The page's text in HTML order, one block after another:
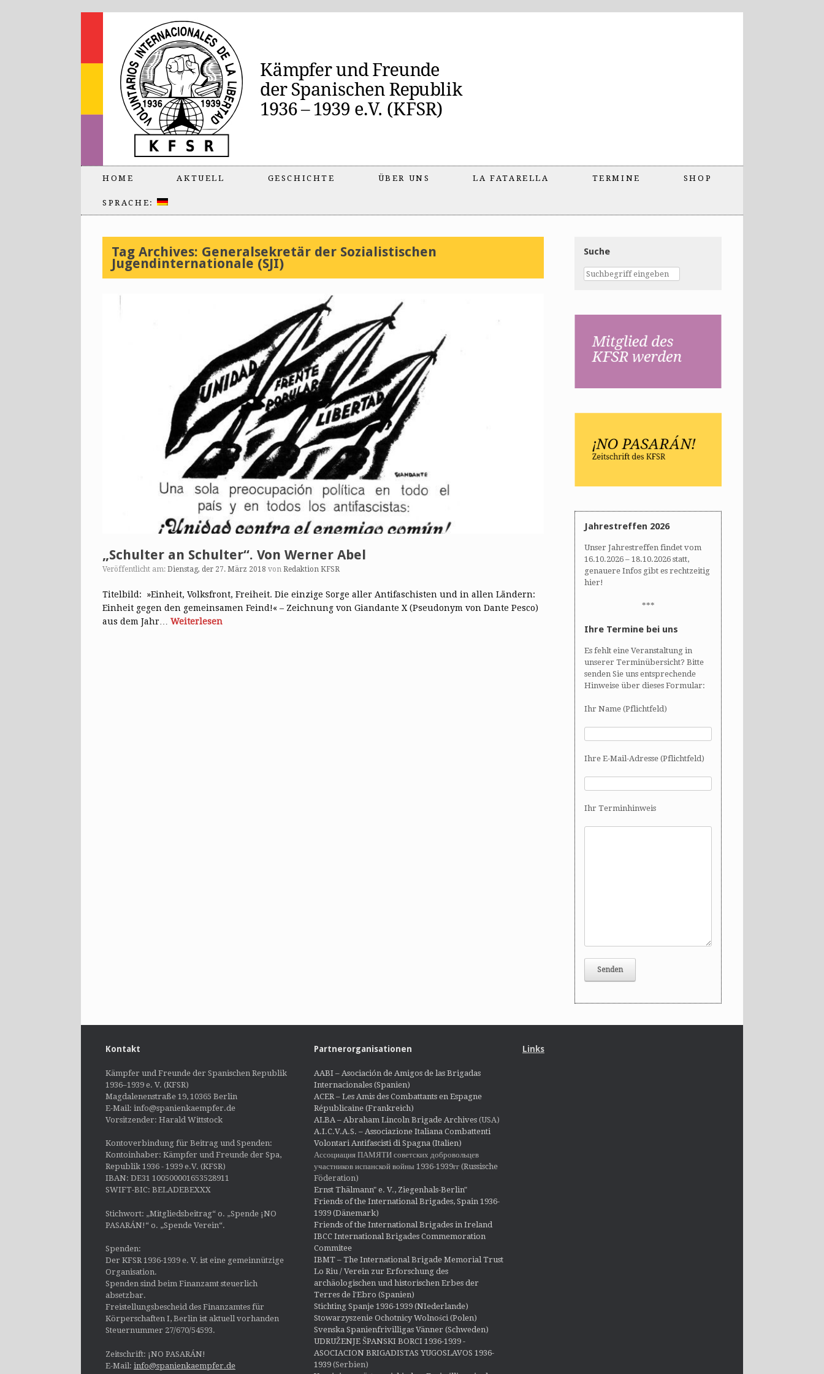
HOME AKTUELL GESCHICHTE ÜBER UNS LA FATARELLA TERMINE SHOP
SPRACHE:
Tag Archives: Generalsekretär der Sozialistischen
Jugendinternationale (SJI)
„Schulter an Schulter“. Von Werner Abel
Veröffentlicht am: Dienstag, der 27. März 2018 von Redaktion KFSR
Titelbild: »Einheit, Volksfront, Freiheit. Die einzige Sorge aller Antifaschisten und in allen Ländern:
Einheit gegen den gemeinsamen Feind!« – Zeichnung von Giandante X (Pseudonym von Dante Pesco)
aus dem Jahr… Weiterlesen
Suche
Jahrestreffen 2026
Unser Jahrestreffen findet vom
16.10.2026 – 18.10.2026 statt,
genauere Infos gibt es rechtzeitig
hier!
***
Ihre Termine bei uns
Es fehlt eine Veranstaltung in
unserer Terminübersicht? Bitte
senden Sie uns entsprechende
Hinweise über dieses Formular:
Ihr Name (Pflichtfeld)
Ihre E-Mail-Adresse (Pflichtfeld)
Ihr Terminhinweis
Kontakt
Kämpfer und Freunde der Spanischen Republik
1936–1939 e. V. (KFSR)
Magdalenenstraße 19, 10365 Berlin
E-Mail: info@spanienkaempfer.de
Vorsitzender: Harald Wittstock
Kontoverbindung für Beitrag und Spenden:
Kontoinhaber: Kämpfer und Freunde der Spa,
Republik 1936 - 1939 e.V. (KFSR)
IBAN: DE31 100500001653528911
SWIFT-BIC: BELADEBEXXX
Stichwort: „Mitgliedsbeitrag“ o. „Spende ¡NO
PASARÁN!“ o. „Spende Verein“.
Spenden:
Der KFSR 1936-1939 e. V. ist eine gemeinnützige
Organisation.
Spenden sind beim Finanzamt steuerlich
absetzbar.
Freistellungsbescheid des Finanzamtes für
Körperschaften I, Berlin ist aktuell vorhanden
Steuernummer 27/670/54593.
Zeitschrift: ¡NO PASARÁN!
E-Mail: info@spanienkaempfer.de
Partnerorganisationen
AABI – Asociación de Amigos de las Brigadas
Internacionales (Spanien)
ACER – Les Amis des Combattants en Espagne
Républicaine (Frankreich)
ALBA – Abraham Lincoln Brigade Archives(USA)
A.I.C.V.A.S. – Associazione Italiana Combattenti
Volontari Antifascisti di Spagna (Italien)
Ассоциация ПАМЯТИ советских добровольцев
участников испанской войны 1936-1939гг (Russische
Föderation)
Ernst Thälmann" e. V., Ziegenhals-Berlin"
Friends of the International Brigades, Spain 1936-
1939 (Dänemark)
Friends of the International Brigades in Ireland
IBCC International Brigades Commemoration
Commitee
IBMT – The International Brigade Memorial Trust
Lo Riu / Verein zur Erforschung des
archäologischen und historischen Erbes der
Terres de l'Ebro (Spanien)
Stichting Spanje 1936-1939 (NIederlande)
Stowarzyszenie Ochotnicy Wolności (Polen)
Svenska Spanienfrivilligas Vänner (Schweden)
UDRUŽENJE ŠPANSKI BORCI 1936-1939 -
ASOCIACION BRIGADISTAS YUGOSLAVOS 1936-
1939(Serbien)
Links